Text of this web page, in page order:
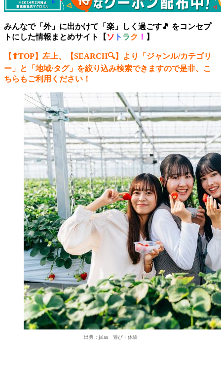
みんなで「外」に出かけて「楽」しく過ごす🎵 をコンセプ
トにした情報まとめサイト【 ソ ト ラク ！ 】
【⬆︎TOP】左上、【SEARCH🔍】より「ジャンル/カテゴリ
ー 」と「地域/タグ」を絞り込み検索できますので是非、こ
ちらもご利用ください！
出典：jalan 遊び・体験